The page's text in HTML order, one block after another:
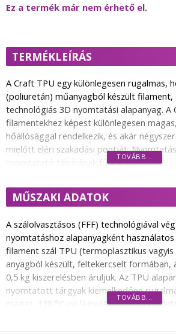
Ez a termék már nem érhető el.
TERMÉKLEÍRÁS
A Craft TPU egy különlegesen rugalmas,
(poliuretán) műanyagból készült filament,
technológiás 3D nyomtatási alapanyag. A
filamentekhez képest különlegesen
hőállósággal rendelkezik, és akár
mielőtt eléri szakadási pontját.
nyomtatató tálcájának fűtését.
típusú filament, amelyből nyomtathatóak
talpbetétektől kezdve a különféle
rezgéscsillapítókig rengeteg féle alkatrész.
A Craft TPU jellemzői:
 Erős és rugalmas;
 Használható a Direct és a Bowden
egyaránt;
 Akár 75mm/s sebességnél is gyorsabban
TOVÁBB...
MŰSZAKI ADATOK
A szálolvasztásos (FFF) technológiával
nyomtatáshoz alapanyagként
filament szál TPU (termoplasztikus
anyagból készült, feltekercselt formában,
0,5 kg kiszerelésben áruljuk. Az TPU
nyomtatott tárgyak kiemelkedően
magas, 138 °C-os lágyulási pontjuk
protézisektől és talpbetétektől kezdve
TOVÁBB...